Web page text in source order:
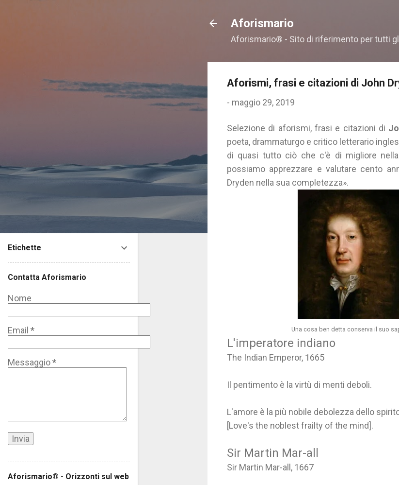
Aforismario
Aforismario® - Sito di riferimento per tutti
Aforismi, frasi e citazioni di John
- maggio 29, 2019
Selezione di aforismi, frasi e citazioni di
poeta, drammaturgo e critico letterario
di quasi tutto ciò che c'è di migliore
possiamo apprezzare e valutare cento
Dryden nella sua completezza».
Una cosa ben detta conserva il suo
L'imperatore indiano
The Indian Emperor, 1665
Il pentimento è la virtù di menti deboli.
L'amore è la più nobile debolezza dello
[Love's the noblest frailty of the mind].
Sir Martin Mar-all
Sir Martin Mar-all, 1667
Etichette
Contatta Aforismario
Nome
Email *
Messaggio*
Aforismario® - Orizzonti sul web